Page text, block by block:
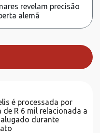
revelam precisão
alemã
é processada por
de R 6 mil relacionada a
durante